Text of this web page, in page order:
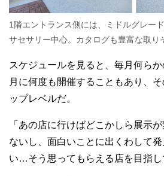
1階エントランス側には、ミドルグレー
サセサリー中心。カタログも豊富な取り
スケジュールを見ると、毎月何らか
月に何度も開催することもあり、
ップレベルだ。
「あの店に行けばどこかしら展示
ないし、面白いことに出くわして
い…そう思ってもらえる店を目指し